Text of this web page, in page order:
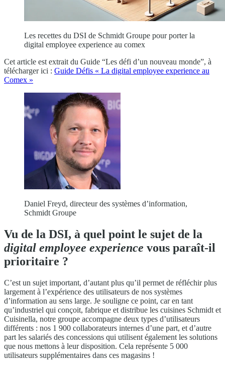
Les recettes du DSI de Schmidt Groupe pour porter la
digital employee experience au comex
Cet article est extrait du Guide “Les défi d’un nouveau monde”, à
télécharger ici : Guide Défis « La digital employee experience au
Comex »
Daniel Freyd, directeur des systèmes d’information,
Schmidt Groupe
Vu de la DSI, à quel point le sujet de la
digital employee experience vous paraît-il
prioritaire ?
C’est un sujet important, d’autant plus qu’il permet de réfléchir plus
largement à l’expérience des utilisateurs de nos systèmes
d’information au sens large. Je souligne ce point, car en tant
qu’industriel qui conçoit, fabrique et distribue les cuisines Schmidt et
Cuisinella, notre groupe accompagne deux types d’utilisateurs
différents : nos 1 900 collaborateurs internes d’une part, et d’autre
part les salariés des concessions qui utilisent également les solutions
que nous mettons à leur disposition. Cela représente 5 000
utilisateurs supplémentaires dans ces magasins !